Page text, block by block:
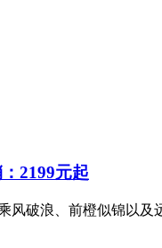
2199元起
风破浪、前橙似锦以